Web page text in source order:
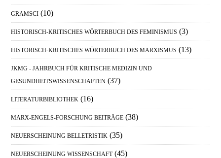
GRAMSCI (10)
HISTORISCH-KRITISCHES WÖRTERBUCH DES FEMINISMUS (3)
HISTORISCH-KRITISCHES WÖRTERBUCH DES MARXISMUS (13)
JKMG - JAHRBUCH FÜR KRITISCHE MEDIZIN UND
GESUNDHEITSWISSENSCHAFTEN (37)
LITERATURBIBLIOTHEK (16)
MARX-ENGELS-FORSCHUNG BEITRÄGE (38)
NEUERSCHEINUNG BELLETRISTIK (35)
NEUERSCHEINUNG WISSENSCHAFT (45)